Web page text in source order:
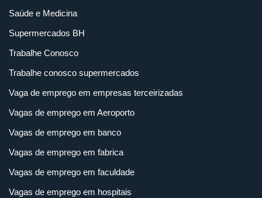
Saúde e Medicina
Supermercados BH
Trabalhe Conosco
Trabalhe conosco supermercados
Vaga de emprego em empresas terceirizadas
Vagas de emprego em Aeroporto
Vagas de emprego em banco
Vagas de emprego em fabrica
Vagas de emprego em faculdade
Vagas de emprego em hospitais